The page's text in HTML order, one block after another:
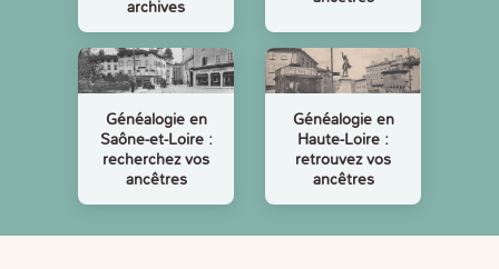
archives
Généalogie en
Saône-et-Loire :
recherchez vos
ancêtres
Généalogie en
Haute-Loire :
retrouvez vos
ancêtres